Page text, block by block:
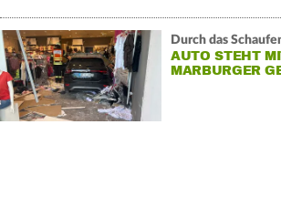
Durch das
AUTO STEHT
MARBURGER